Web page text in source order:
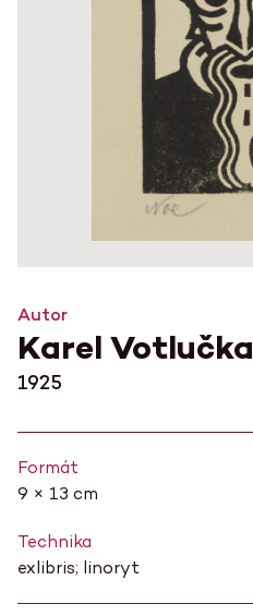
Autor
Karel Votlučka
1925
Formát
9 × 13 cm
Technika
exlibris; linoryt